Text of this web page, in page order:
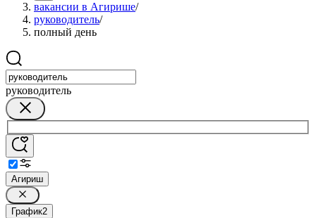
вакансии в Агирише/
руководитель/
полный день
руководитель
Агириш
График2